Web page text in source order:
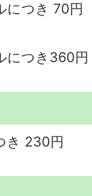
につき 70円
につき360円
き 230円